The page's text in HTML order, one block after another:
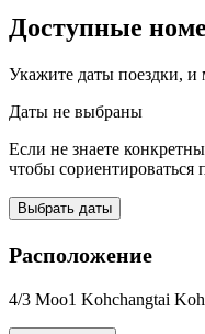
Доступные
Укажите даты поездки,
Даты не выбраны
Если не знаете
чтобы сориентироваться
Выбрать даты
Расположение
4/3 Moo1 Kohchangtai